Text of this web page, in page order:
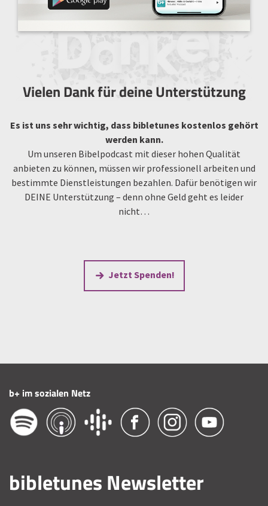
Vielen Dank für deine Unterstützung
Es ist uns sehr wichtig, dass bibletunes kostenlos gehört
werden kann.
Um unseren Bibelpodcast mit dieser hohen Qualität
anbieten zu können, müssen wir professionell arbeiten und
bestimmte Dienstleistungen bezahlen. Dafür benötigen wir
DEINE Unterstützung – denn ohne Geld geht es leider
nicht…
Jetzt Spenden!
b+ im sozialen Netz
bibletunes Newsletter